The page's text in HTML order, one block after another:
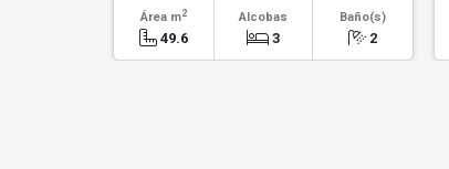
Área m2
49.6
Alcobas
3
Baño(s)
2